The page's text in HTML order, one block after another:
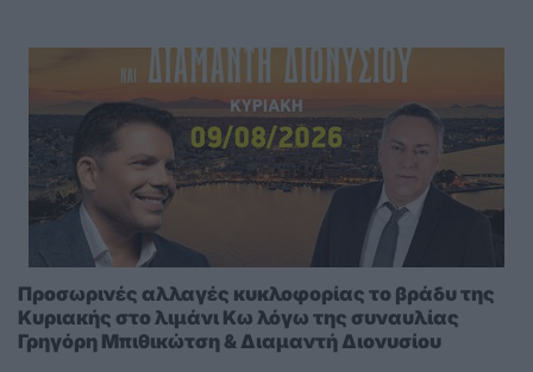
Προσωρινές αλλαγές κυκλοφορίας το βράδυ της
Κυριακής στο λιμάνι Κω λόγω της συναυλίας
Γρηγόρη Μπιθικώτση & Διαμαντή Διονυσίου